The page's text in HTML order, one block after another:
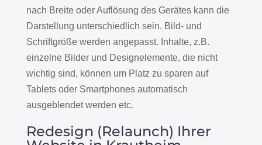
nach Breite oder Auflösung des Gerätes kann die
Darstellung unterschiedlich sein. Bild- und
Schriftgröße werden angepasst. Inhalte, z.B.
einzelne Bilder und Designelemente, die nicht
wichtig sind, können um Platz zu sparen auf
Tablets oder Smartphones automatisch
ausgeblendet werden etc.
Redesign (Relaunch) Ihrer